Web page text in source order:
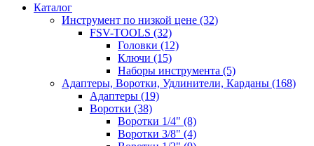
Каталог
Инструмент по низкой цене (32)
FSV-TOOLS (32)
Головки (12)
Ключи (15)
Наборы инструмента (5)
Адаптеры, Воротки, Удлинители, Карданы (168)
Адаптеры (19)
Воротки (38)
Воротки 1/4" (8)
Воротки 3/8" (4)